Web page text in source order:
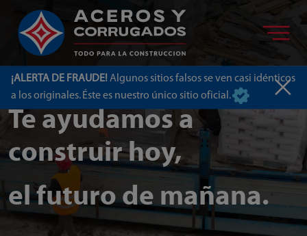
¡ALERTA DE FRAUDE!Algunos sitios falsos se ven casi idénticos
a los originales. Éste es nuestro único sitio oficial.
Te ayudamos a
construir hoy,
el futuro de mañana.